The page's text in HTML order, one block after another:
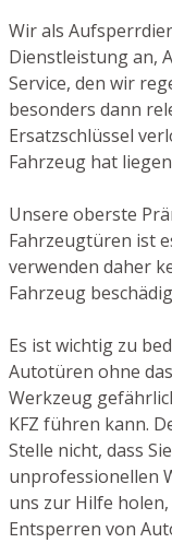
Wir als
Dienstleistung an,
Service, den wir
besonders dann
Ersatzschlüssel
Fahrzeug hat
Unsere oberste
Fahrzeugtüren ist
verwenden daher
Fahrzeug
Es ist wichtig zu
Autotüren ohne
Werkzeug
KFZ führen kann.
Stelle nicht, dass
unprofessionellen
uns zur Hilfe
Entsperren von